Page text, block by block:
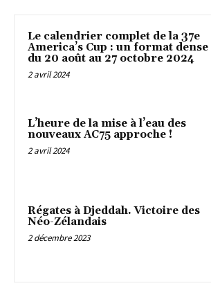
Le calendrier complet de la 37e
America’s Cup : un format dense
du 20 août au 27 octobre 2024
2 avril 2024
L’heure de la mise à l’eau des
nouveaux AC75 approche !
2 avril 2024
Régates à Djeddah. Victoire des
Néo-Zélandais
2 décembre 2023